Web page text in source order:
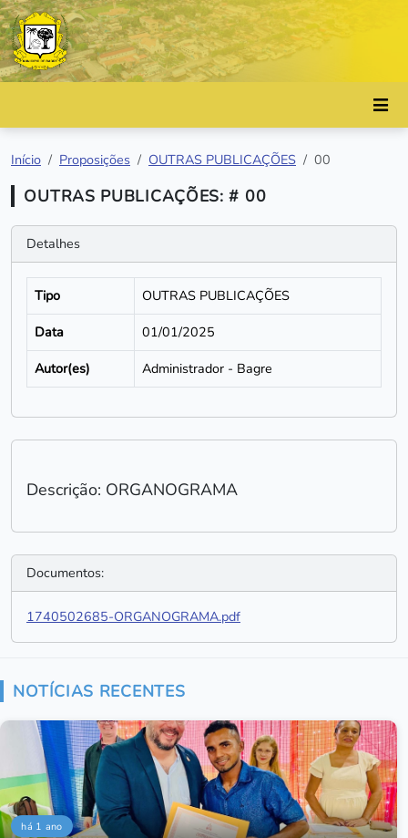
Início Proposições OUTRAS PUBLICAÇÕES 00
OUTRAS PUBLICAÇÕES: # 00
Detalhes
Tipo
OUTRAS PUBLICAÇÕES
Data
01/01/2025
Autor(es)
Administrador - Bagre
Descrição: ORGANOGRAMA
Documentos:
1740502685-ORGANOGRAMA.pdf
NOTÍCIAS RECENTES
há 1 ano